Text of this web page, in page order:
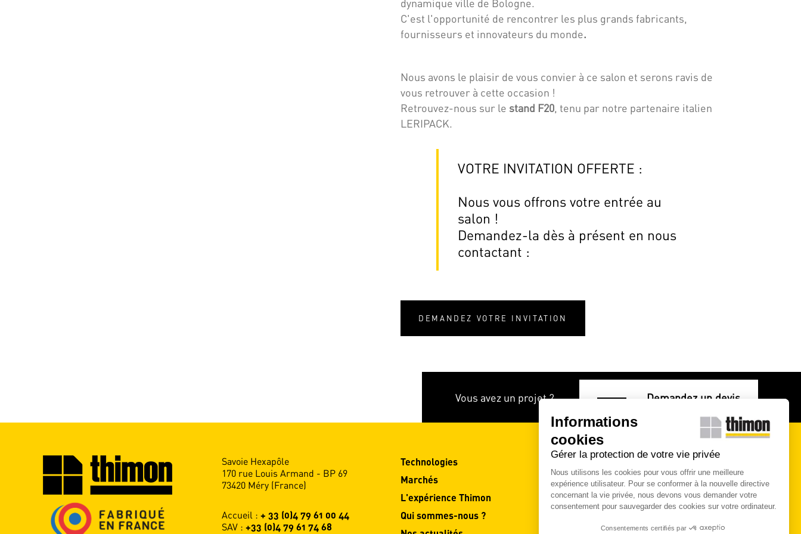
dynamique ville de Bologne.
C'est l'opportunité de rencontrer les plus grands fabricants,
fournisseurs et innovateurs du monde.
Nous avons le plaisir de vous convier à ce salon et serons ravis de
vous retrouver à cette occasion !
Retrouvez-nous sur le stand F20, tenu par notre partenaire italien
LERIPACK.
VOTRE INVITATION OFFERTE :
Nous vous offrons votre entrée au
salon !
Demandez-la dès à présent en nous
contactant :
DEMANDEZ VOTRE INVITATION
Vous avez un projet ? Demandez un devis
Savoie Hexapôle
170 rue Louis Armand - BP 69
73420 Méry (France)
Accueil : + 33 (0)4 79 61 00 44
SAV : +33 (0)4 79 61 74 68
Technologies
Marchés
L'expérience Thimon
Qui sommes-nous ?
SUIVEZ-NOUS !
Informations
cookies
Gérer la protection de votre vie privée
Nous utilisons les cookies pour vous offrir une meilleure
expérience utilisateur. Pour se conformer à la nouvelle directive
concernant la vie privée, nous devons vous demander votre
consentement pour sauvegarder des cookies sur votre ordinateur.
Consentements certifiés par